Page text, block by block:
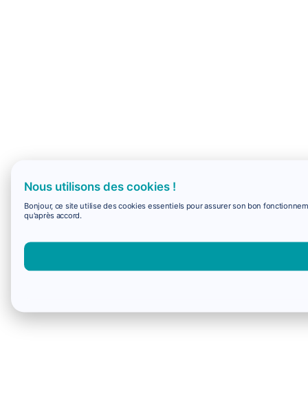
Nous utilisons des cookies !
Bonjour, ce site utilise des cookies essentiels pour assurer son bon
qu'après accord.